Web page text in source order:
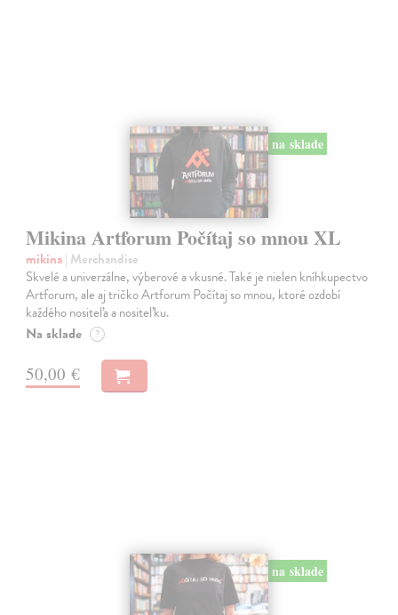
na sklade
Mikina Artforum Počítaj so mnou XL
mikina| Merchandise
Skvelé a univerzálne, výberové a vkusné. Také je nielen kníhkupectvo
Artforum, ale aj tričko Artforum Počítaj so mnou, ktoré ozdobí
každého nositeľa a nositeľku.
Na sklade ?
50,00 €
na sklade